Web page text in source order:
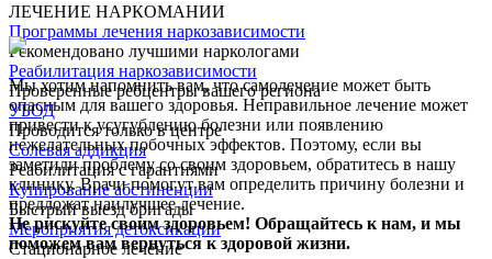
ЛЕЧЕНИЕ НАРКОМАНИИ
Программы лечения наркозависимости
Рекомендовано лучшими наркологами
Реабилитация наркозависимости
Проверенные ребцентры вашего региона
УБОД
Проводится только в центре
Солевая аддикция
Реабилитация с гарантиями
Купирование абстиненции
Быстрый выезд бригады
Мероприятия детоксикации
Стационарное лечение
Мы хотим напомнить вам, что самолечение может быть
опасным для вашего здоровья. Неправильное лечение может
привести к усугублению болезни или появлению
нежелательных побочных эффектов. Поэтому, если вы
заметили проблему со своим здоровьем, обратитесь в нашу
клинику. Врачи помогут вам определить причину болезни и
предложат наилучшее лечение.
Не рискуйте своим здоровьем! Обращайтесь к нам, и мы
поможем вам вернуться к здоровой жизни.